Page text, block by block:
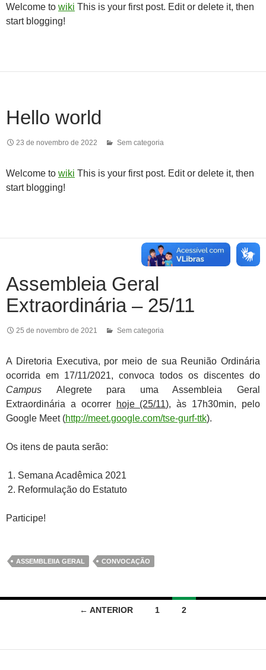
Welcome to wiki This is your first post. Edit or delete it, then
start blogging!
Hello world
23 de novembro de 2022 Sem categoria
Welcome to wiki This is your first post. Edit or delete it, then
start blogging!
Assembleia Geral
Extraordinária – 25/11
25 de novembro de 2021 Sem categoria
A Diretoria Executiva, por meio de sua Reunião Ordinária
ocorrida em 17/11/2021, convoca todos os discentes do
Campus Alegrete para uma Assembleia Geral
Extraordinária a ocorrer
hoje (25/11), às 17h30min, pelo
Google Meet (http://meet.google.com/tse-gurf-ttk).
Os itens de pauta serão:
Semana Acadêmica 2021
Reformulação do Estatuto
Participe!
ASSEMBLEIIA GERAL CONVOCAÇÃO
posts
← ANTERIOR 1 2